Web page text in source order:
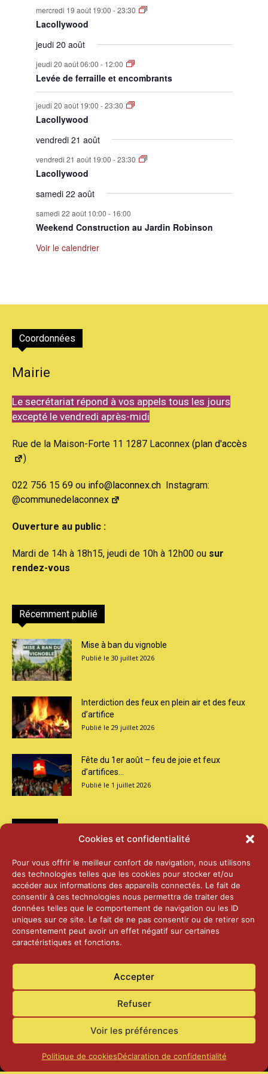
Cookies et confidentialité
Pour vous offrir le meilleur confort de navigation, nous utilisons
des technologies telles que les cookies pour stocker et/ou
accéder aux informations des appareils connectés. Le fait de
consentir à ces technologies nous permettra de traiter des
données telles que le comportement de navigation ou les ID
uniques sur ce site. Le fait de ne pas consentir ou de retirer son
consentement peut avoir un effet négatif sur certaines
caractéristiques et fonctions.
Accepter
Refuser
Voir les préférences
Politique de cookiesDéclaration de confidentialité
mercredi 19 août 19:00 -23:30
Lacollywood
jeudi 20 août
jeudi 20 août 06:00 - 12:00
Levée de ferraille et encombrants
jeudi 20 août 19:00 -23:30
Lacollywood
vendredi 21 août
vendredi 21 août 19:00 -23:30
Lacollywood
samedi 22 août
samedi 22 août 10:00 - 16:00
Weekend Construction au Jardin Robinson
Voir le calendrier
Coordonnées
Mairie
Le secrétariat répond à vos appels tous les jours
excepté le vendredi après-midi
Rue de la Maison-Forte 11 1287 Laconnex (plan d'accès
)
022 756 15 69 ou info@laconnex.ch Instagram:
@communedelaconnex
Ouverture au public :
Mardi de 14h à 18h15, jeudi de 10h à 12h00 ou sur
rendez-vous
Récemment publié
Mise à ban du vignoble
30 juillet 2026
Interdiction des feux en plein air et des feux
d’artifice
29 juillet 2026
Fête du 1er août – feu de joie et feux
d’artifices...
1 juillet 2026
2026 – Laiterie d’Orsières et Abbaye de St-
Maurice
25 juin 2026
2025 – Palais Fédéral – Berne
25 juin 2026
Aînés – Noël 2024
Accueil Actualités Contact Confidentialité